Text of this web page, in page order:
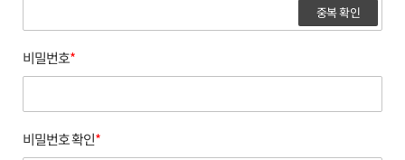
중복 확인
비밀번호*
비밀번호 확인*